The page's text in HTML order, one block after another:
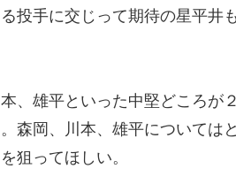
投手に交じって期待の星平井
、雄平といった中堅どころが
森岡、川本、雄平については
狙ってほしい。